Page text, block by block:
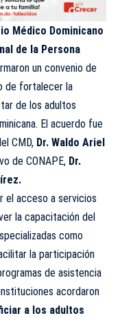
Médico Dominicano
de la Persona
un convenio de
de fortalecer la
de los adultos
El acuerdo fue
CMD, Dr. Waldo Ariel
de CONAPE, Dr.
el acceso a servicios
la capacitación del
como
la participación
de asistencia
acordaron
a los adultos